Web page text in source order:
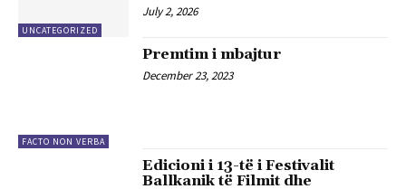
UNCATEGORIZED
July 2, 2026
FACTO NON VERBA
Premtim i mbajtur
December 23, 2023
Edicioni i 13-të i Festivalit
Ballkanik të Filmit dhe